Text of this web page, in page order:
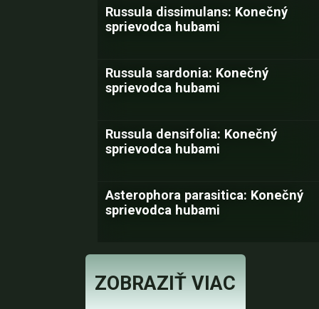
Russula dissimulans: Konečný
sprievodca hubami
Russula sardonia: Konečný
sprievodca hubami
Russula densifolia: Konečný
sprievodca hubami
Asterophora parasitica: Konečný
sprievodca hubami
ZOBRAZIŤ VIAC